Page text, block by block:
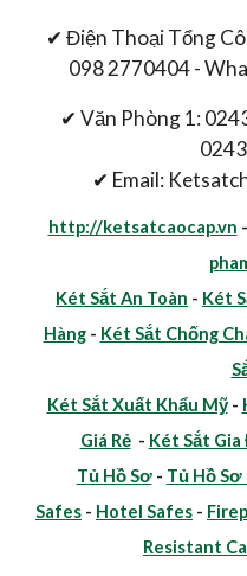
✔ Điện Thoại Tổng
098 2770404 -
✔ Văn Phòng 1:
✔ Email:
http://ketsatcaocap.vn -
Két Sắt An Toàn - Két
Hàng- Két Sắt Chống
Két Sắt Xuất Khẩu Mỹ-
Giá Rẻ- Két Sắt Gia
Tủ Hồ Sơ- Tủ Hồ Sơ
Safes - Hotel Safes -
Resistant